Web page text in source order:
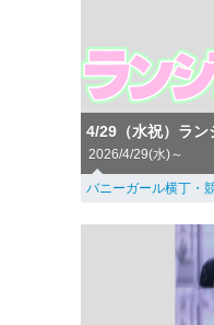
4/29（水祝）ラン
2026/4/29(水)～
バニーガール横丁・